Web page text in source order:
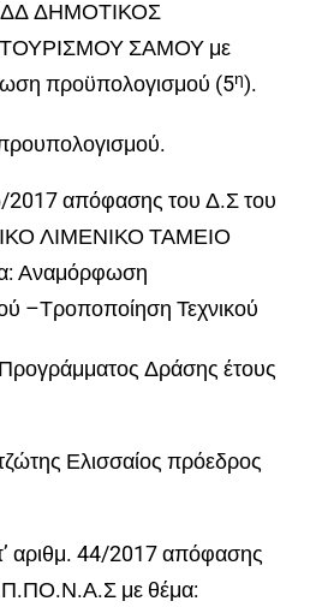
ΔΗΜΟΤΙΚΟΣ
ΣΑΜΟΥ με
προϋπολογισμού (5η).
2017 απόφασης του Δ.Σ του
ΛΙΜΕΝΙΚΟ ΤΑΜΕΙΟ
Αναμόρφωση
–Τροποποίηση Τεχνικού
Δράσης έτους
Ελισσαίος πρόεδρος
αριθμ. 44/2017 απόφασης
με θέμα: